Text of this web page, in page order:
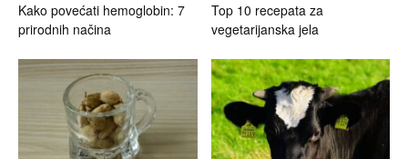
Kako povećati hemoglobin: 7
prirodnih načina
Top 10 recepata za
vegetarijanska jela